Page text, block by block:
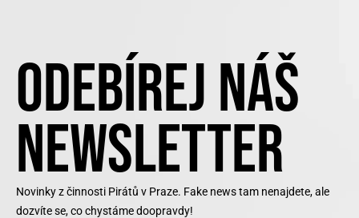
ODEBÍREJ NÁŠ
NEWSLETTER
Novinky z činnosti Pirátů v Praze. Fake news tam nenajdete, ale
dozvíte se, co chystáme doopravdy!